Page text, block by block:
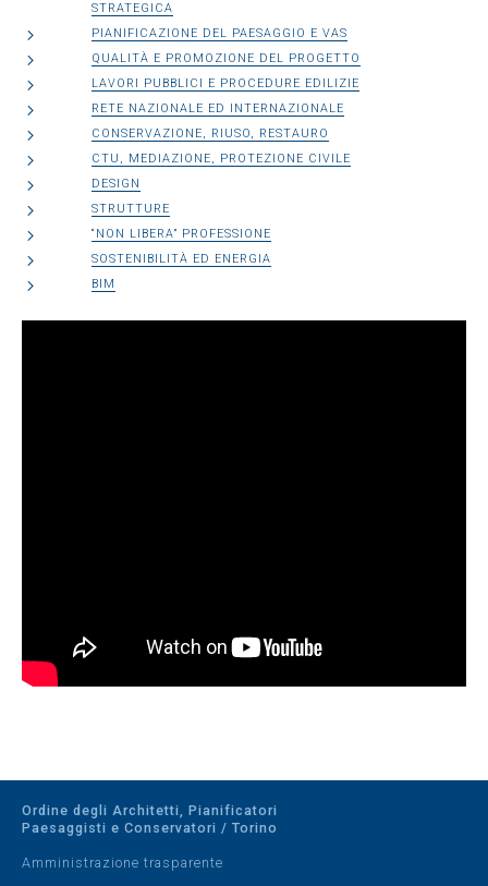
STRATEGICA
PIANIFICAZIONE DEL PAESAGGIO E VAS
QUALITÀ E PROMOZIONE DEL PROGETTO
LAVORI PUBBLICI E PROCEDURE EDILIZIE
RETE NAZIONALE ED INTERNAZIONALE
CONSERVAZIONE, RIUSO, RESTAURO
CTU, MEDIAZIONE, PROTEZIONE CIVILE
DESIGN
STRUTTURE
“NON LIBERA” PROFESSIONE
SOSTENIBILITÀ ED ENERGIA
BIM
Ordine degli Architetti, Pianificatori
Paesaggisti e Conservatori / Torino
Amministrazione trasparente